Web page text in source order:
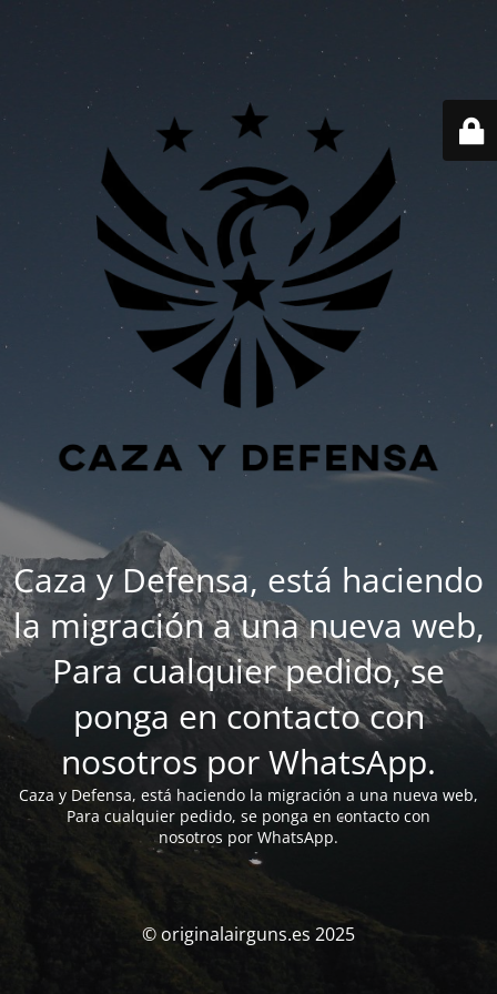
Caza y Defensa, está haciendo
la migración a una nueva web,
Para cualquier pedido, se
ponga en contacto con
nosotros por WhatsApp.
Caza y Defensa, está haciendo la migración a una nueva web,
Para cualquier pedido, se ponga en contacto con
nosotros por WhatsApp.
© originalairguns.es 2025